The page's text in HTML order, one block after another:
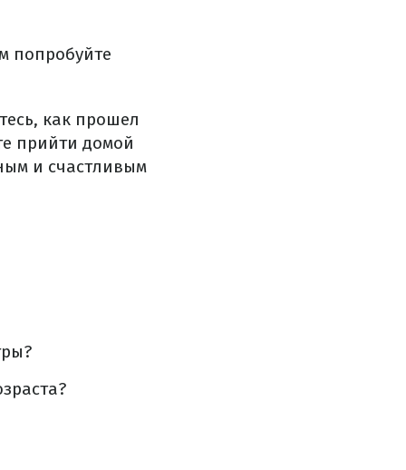
попробуйте
как прошел
прийти домой
и счастливым